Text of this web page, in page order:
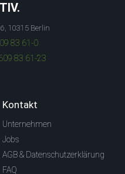
10315 Berlin
83 61-0
83 61-23
Kontakt
Unternehmen
Jobs
AGB & Datenschutzerklärung
FAQ